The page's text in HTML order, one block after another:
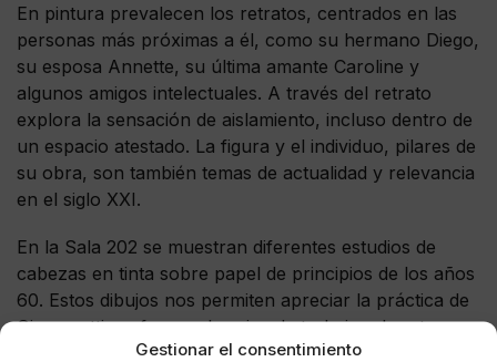
Gestionar el consentimiento
En pintura prevalecen los retratos, centrados en las
personas más próximas a él, como su hermano Diego,
su esposa Annette, su última amante Caroline y
algunos amigos intelectuales. A través del retrato
explora la sensación de aislamiento, incluso dentro de
un espacio atestado. La figura y el individuo, pilares de
su obra, son también temas de actualidad y relevancia
en el siglo XXI.
En la Sala 202 se muestran diferentes estudios de
cabezas en tinta sobre papel de principios de los años
60. Estos dibujos nos permiten apreciar la práctica de
Giacometti; su forma obsesiva de trabajar el rostro en
los dibujos, en los que intenta incesantemente captar